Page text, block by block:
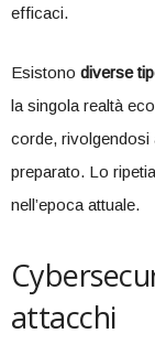
efficaci.
Esistono diverse
la singola realtà
corde, rivolgendosi
preparato. Lo
nell’epoca attuale.
attacchi